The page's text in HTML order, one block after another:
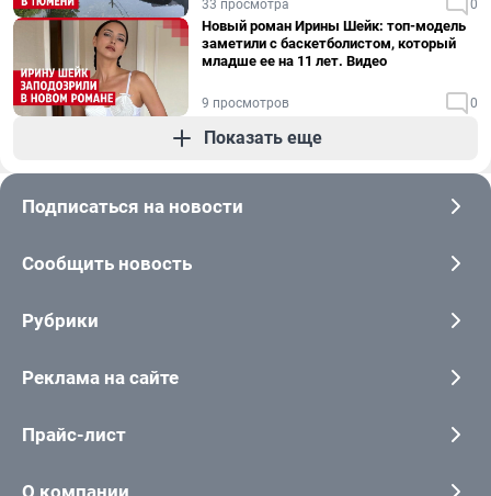
33 просмотра 0
Новый роман Ирины Шейк: топ-модель
заметили с баскетболистом, который
младше ее на 11 лет. Видео
9 просмотров 0
Показать еще
Подписаться на новости
Сообщить новость
Рубрики
Реклама на сайте
Прайс-лист
О компании